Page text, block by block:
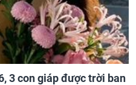
3 con giáp được trời ban